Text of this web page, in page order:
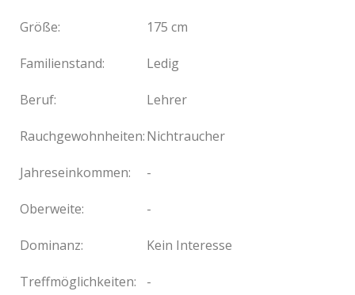
Größe: 175 cm
Familienstand: Ledig
Beruf: Lehrer
Rauchgewohnheiten:Nichtraucher
Jahreseinkommen: -
Oberweite: -
Dominanz: Kein Interesse
Treffmöglichkeiten: -